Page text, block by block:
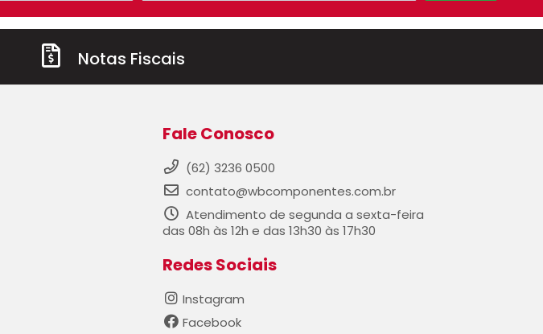
Notas Fiscais
Fale Conosco
(62) 3236 0500
contato@wbcomponentes.com.br
Atendimento de segunda a sexta-feira
das 08h às 12h e das 13h30 às 17h30
Redes Sociais
Instagram
Facebook